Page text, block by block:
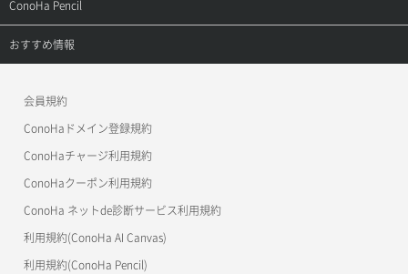
APIドキュメントVPS3.0
APIドキュメントVPS2.0
APIドキュメントVPS3.0
ご利用ガイド
ConoHa Pencil
サポートトップ
おすすめ情報
美雲このは徹底ガイド
会員規約
ConoHaドメイン登録規約
ConoHaチャージ利用規約
ConoHaクーポン利用規約
ConoHa ネットde診断サービス利用規約
利用規約(ConoHa AI Canvas)
利用規約(ConoHa Pencil)